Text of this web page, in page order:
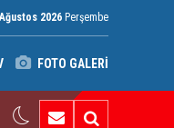
2026 Perşembe
FOTO GALERİ
uygulanacak